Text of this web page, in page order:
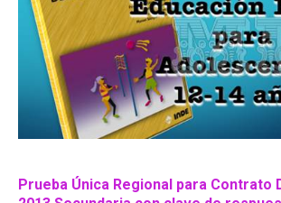
Prueba Única Regional para Contrato